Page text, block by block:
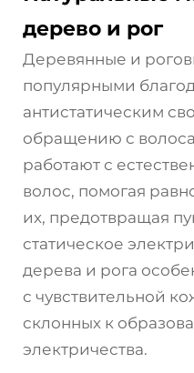
дерево и рог
Деревянные и
популярными
антистатическим
обращению с
работают с
волос, помогая
их, предотвращая
статическое
дерева и рога
с чувствительной
склонных к
электричества.